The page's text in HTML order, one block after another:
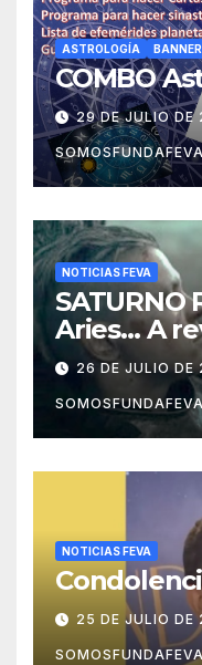
ASTROLOGÍA
COMBO
29 DE JULIO DE
NOTICIAS FEVA
SATURNO
Aries… A
acciones
mejor las
26 DE JULIO
SOMOSFUNDAFEVA
NOTICIAS FEVA
25 DE JULIO DE
SOMOSFUNDAFEVA